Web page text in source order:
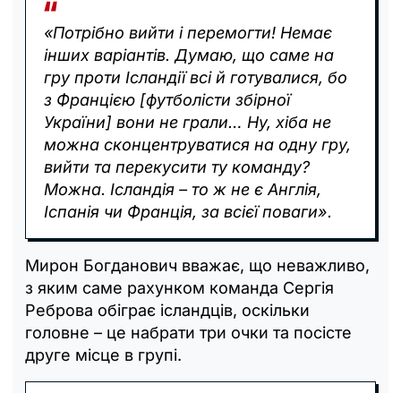
«Потрібно вийти і перемогти! Немає
інших варіантів. Думаю, що саме на
гру проти Ісландії всі й готувалися, бо
з Францією [футболісти збірної
України] вони не грали… Ну, хіба не
можна сконцентруватися на одну гру,
вийти та перекусити ту команду?
Можна. Ісландія – то ж не є Англія,
Іспанія чи Франція, за всієї поваги».
Мирон Богданович вважає, що неважливо,
з яким саме рахунком команда Сергія
Реброва обіграє ісландців, оскільки
головне – це набрати три очки та посісте
друге місце в групі.